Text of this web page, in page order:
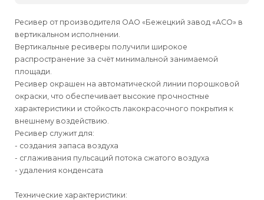
Ресивер от производителя ОАО «Бежецкий завод «АСО» в
вертикальном исполнении.
Вертикальные ресиверы получили широкое
распространение за счёт минимальной занимаемой
площади.
Ресивер окрашен на автоматической линии порошковой
окраски, что обеспечивает высокие прочностные
характеристики и стойкость лакокрасочного покрытия к
внешнему воздействию.
Ресивер служит для:
- создания запаса воздуха
- сглаживания пульсаций потока сжатого воздуха
- удаления конденсата
Технические характеристики: